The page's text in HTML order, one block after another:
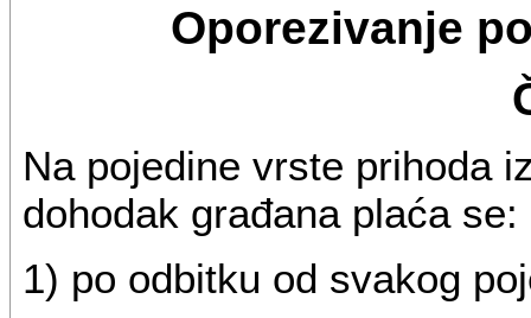
Oporezivanje
Na pojedine vrste prihoda
dohodak građana plaća se:
1) po odbitku od svakog